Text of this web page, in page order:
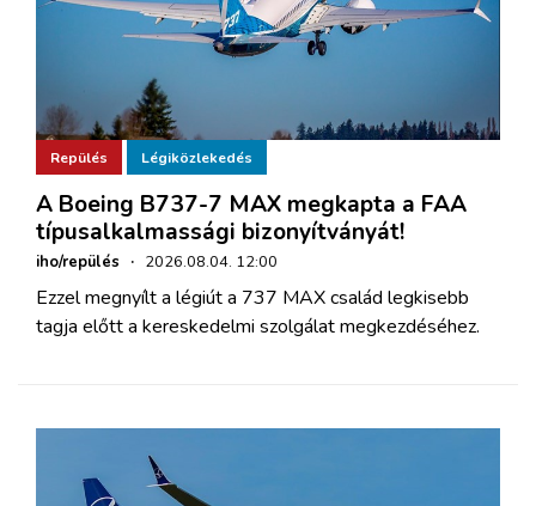
Repülés Légiközlekedés
A Boeing B737-7 MAX megkapta a FAA
típusalkalmassági bizonyítványát!
iho/repülés · 2026.08.04. 12:00
Ezzel megnyílt a légiút a 737 MAX család legkisebb
tagja előtt a kereskedelmi szolgálat megkezdéséhez.